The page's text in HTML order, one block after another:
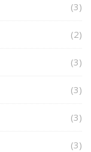
(3)
(2)
(3)
(3)
(3)
(3)